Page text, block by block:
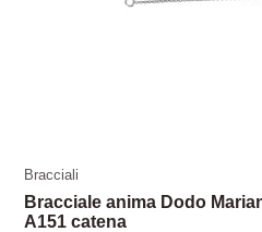
Bracciali
Bracciale anima Dodo
A151 catena